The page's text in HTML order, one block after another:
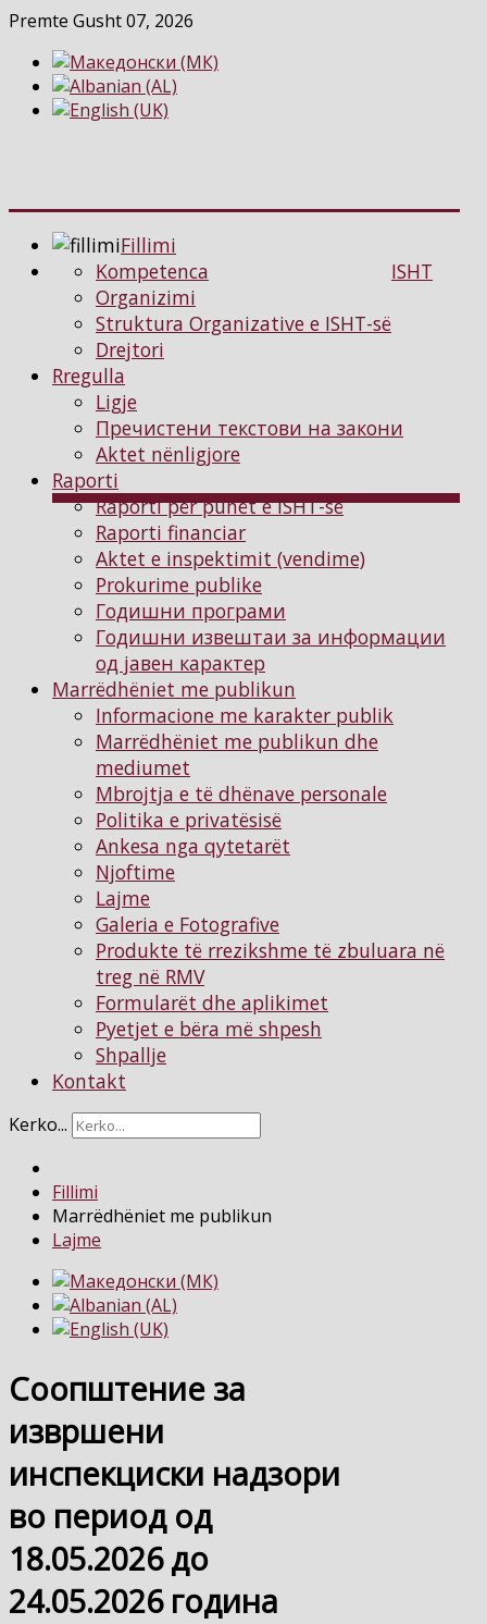
Premte Gusht 07, 2026
Fillimi
ISHT
Kompetenca
Organizimi
Struktura Organizative e ISHT-së
Drejtori
Rregulla
Ligje
Пречистени текстови на закони
Aktet nënligjore
Raporti
Raporti për punët e ISHT-së
Raporti financiar
Aktet e inspektimit (vendime)
Prokurime publike
Годишни програми
Годишни извештаи за информации
од јавен карактер
Marrëdhëniet me publikun
Informacione me karakter publik
Marrëdhëniet me publikun dhe
mediumet
Mbrojtja e të dhënave personale
Politika e privatësisë
Ankesa nga qytetarët
Njoftimе
Lajme
Galeria e Fotografive
Produkte të rrezikshme të zbuluara në
treg në RMV
Formularët dhe aplikimet
Pyetjet e bëra më shpesh
Shpallje
Kontakt
Kerko...
Fillimi
Marrëdhëniet me publikun
Lajme
Соопштение за
извршени
инспекциски надзори
во период од
18.05.2026 до
24.05.2026 година